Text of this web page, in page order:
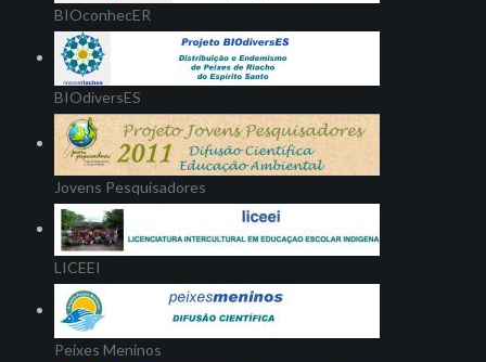
BIOconhecER
BIOdiversES
Jovens Pesquisadores
LICEEI
Peixes Meninos